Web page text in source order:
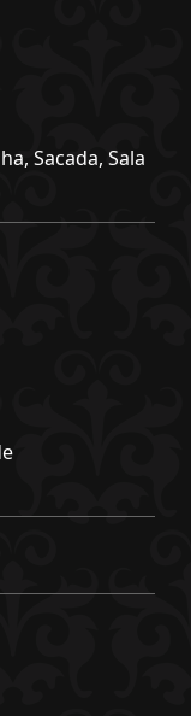
Sacada, Sala